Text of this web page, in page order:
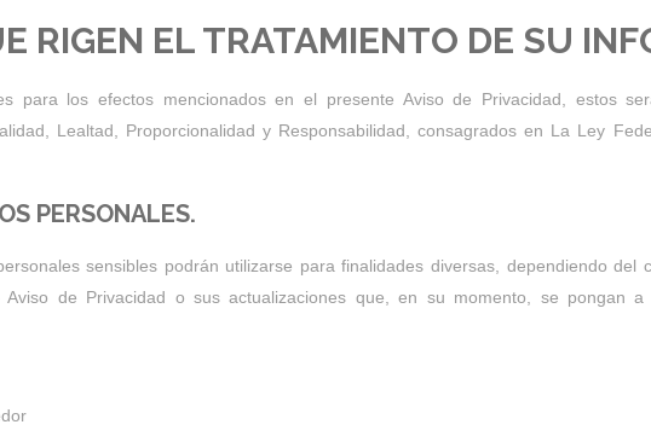
RIGEN EL TRATAMIENTO DE SU
para los efectos mencionados en el presente Aviso de Privacidad, estos
Lealtad, Proporcionalidad y Responsabilidad, consagrados en La Ley
PERSONALES.
sensibles podrán utilizarse para finalidades diversas, dependiendo
de Privacidad o sus actualizaciones que, en su momento, se pongan